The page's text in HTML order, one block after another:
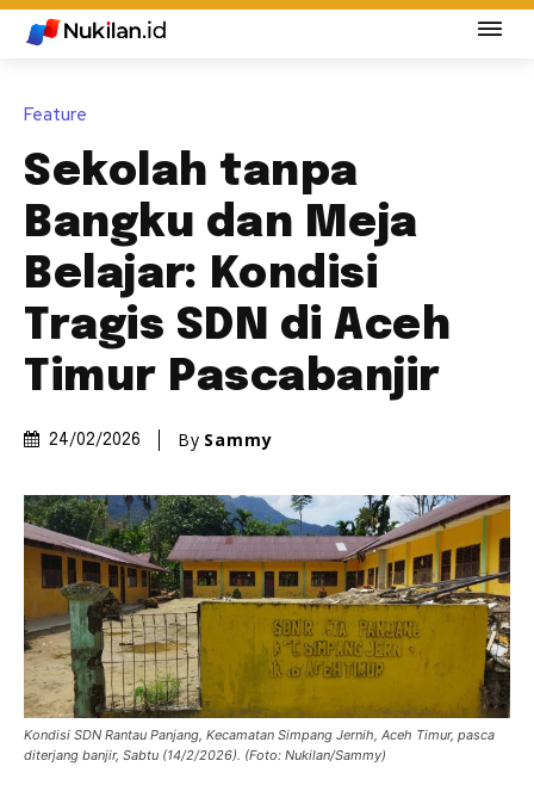
Feature
Sekolah tanpa
Bangku dan Meja
Belajar: Kondisi
Tragis SDN di Aceh
Timur Pascabanjir
24/02/2026 By Sammy
Kondisi SDN Rantau Panjang, Kecamatan Simpang Jernih, Aceh Timur, pasca
diterjang banjir, Sabtu (14/2/2026). (Foto: Nukilan/Sammy)